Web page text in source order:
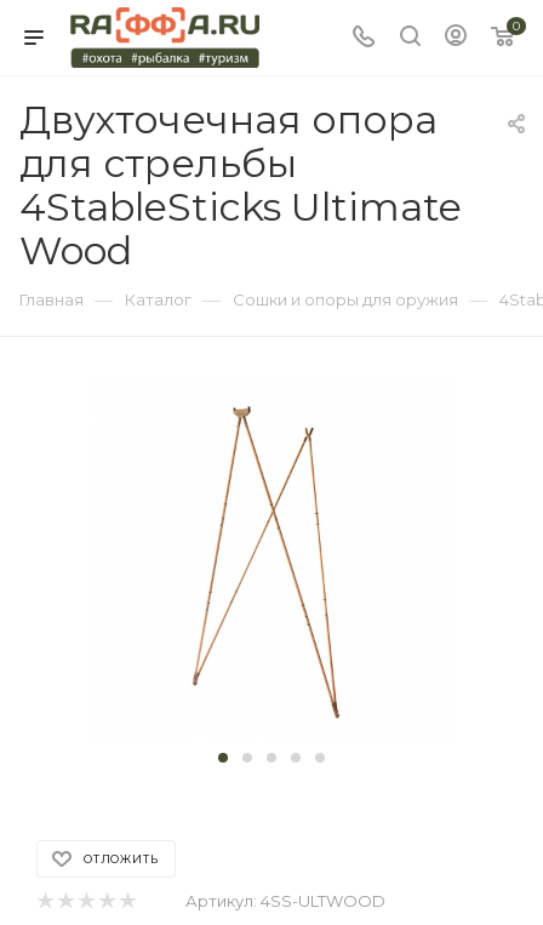
0
Двухточечная опора
для стрельбы
4StableSticks Ultimate
Wood
Главная — Каталог — Сошки и опоры для оружия —
ОТЛОЖИТЬ
Артикул: 4SS-ULTWOOD